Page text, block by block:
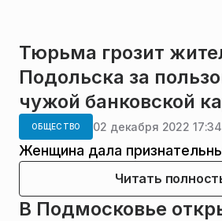
Тюрьма грозит
Подольска за
чужой банковской
ОБЩЕСТВО 02 декабря 2022 17:34
Женщина дала
Читать
В Подмосковье